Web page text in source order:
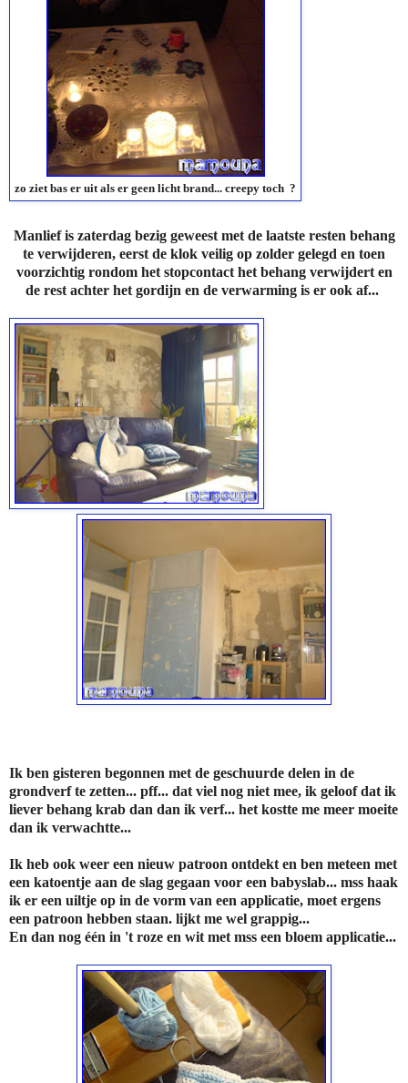
zo ziet bas er uit als er geen licht brand... creepy toch ?
Manlief is zaterdag bezig geweest met de laatste resten behang
te verwijderen, eerst de klok veilig op zolder gelegd en toen
voorzichtig rondom het stopcontact het behang verwijdert en
de rest achter het gordijn en de verwarming is er ook af...
Ik ben gisteren begonnen met de geschuurde delen in de
grondverf te zetten... pff... dat viel nog niet mee, ik geloof dat ik
liever behang krab dan dan ik verf... het kostte me meer moeite
dan ik verwachtte...
Ik heb ook weer een nieuw patroon ontdekt en ben meteen met
een katoentje aan de slag gegaan voor een babyslab... mss haak
ik er een uiltje op in de vorm van een applicatie, moet ergens
een patroon hebben staan. lijkt me wel grappig...
En dan nog één in 't roze en wit met mss een bloem applicatie...